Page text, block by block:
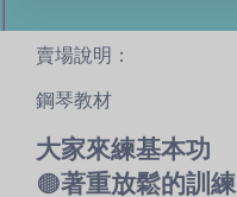
賣場說明：
鋼琴教材
大家來練基本功
🟤著重放鬆的訓練